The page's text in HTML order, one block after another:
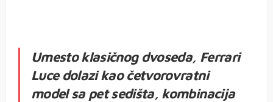
Umesto klasičnog dvoseda, Ferrari
Luce dolazi kao četvorovratni
model sa pet sedišta, kombinacija